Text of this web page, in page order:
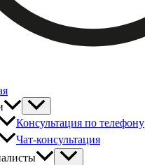
Консультация по телефону
Чат-консультация